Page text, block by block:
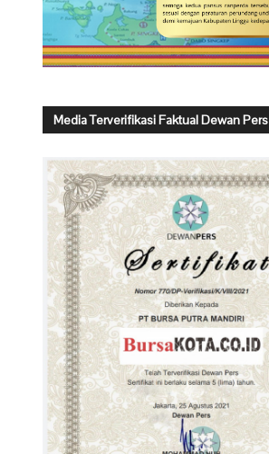
Media Terverifikasi Faktual Dewan Pers